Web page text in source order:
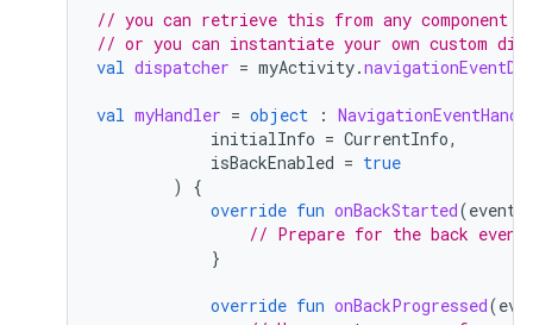
// you can retrieve this from any component
// or you can instantiate your own custom
val dispatcher = myActivity.
val myHandler = object :
initialInfo = CurrentInfo,
isBackEnabled = true
)
{
override fun onBackStarted(event
// Prepare for the back event
}
override fun onBackProgressed(